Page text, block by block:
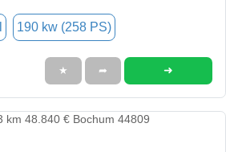
190 kw (258 PS)
★ ➦ ➜